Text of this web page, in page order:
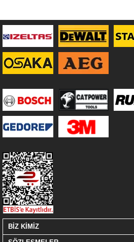
BİZ KİMİZ